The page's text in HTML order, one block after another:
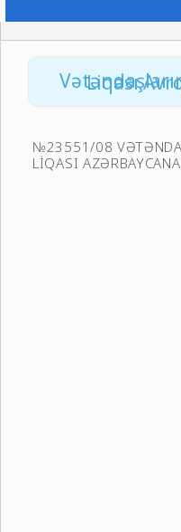
Vətəndaşların Əmək
№23551/08
LİQASI